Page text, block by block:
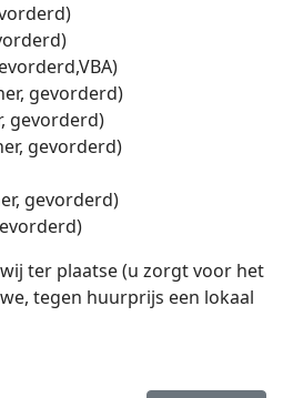
gevorderd)
gevorderd)
gevorderd)
gevorderd)
ter plaatse (u zorgt voor het
tegen huurprijs een lokaal